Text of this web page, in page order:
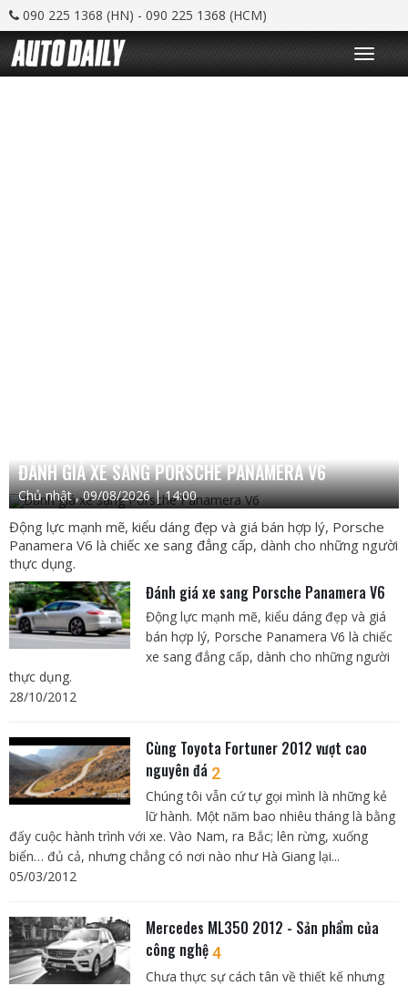
090 225 1368 (HN) - 090 225 1368 (HCM)
T
o
g
ĐÁNH GIÁ XE SANG PORSCHE PANAMERA V6
Chủ nhật , 09/08/2026 | 14:00
Động lực mạnh mẽ, kiểu dáng đẹp và giá bán hợp lý, Porsche
Panamera V6 là chiếc xe sang đẳng cấp, dành cho những người
thực dụng.
Đánh giá xe sang Porsche Panamera V6
Động lực mạnh mẽ, kiểu dáng đẹp và giá
bán hợp lý, Porsche Panamera V6 là chiếc
xe sang đẳng cấp, dành cho những người
thực dụng.
28/10/2012
Cùng Toyota Fortuner 2012 vượt cao
nguyên đá 2
Chúng tôi vẫn cứ tự gọi mình là những kẻ
lữ hành. Một năm bao nhiêu tháng là bằng
đấy cuộc hành trình với xe. Vào Nam, ra Bắc; lên rừng, xuống
biển… đủ cả, nhưng chẳng có nơi nào như Hà Giang lại...
05/03/2012
Mercedes ML350 2012 - Sản phẩm của
công nghệ4
Chưa thực sự cách tân về thiết kế nhưng